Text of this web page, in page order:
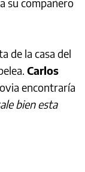
de la casa del
Carlos
encontraría
bien esta